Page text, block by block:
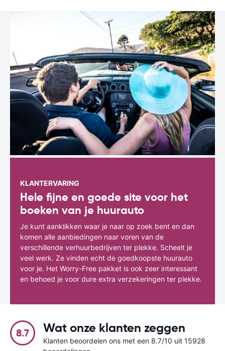
KLANTERVARING
Hele fijne en goede site voor het
boeken van je huurauto
Je kunt aanklikken waar je naar op zoek bent en dan
komen alle aanbiedingen naar voren van de
verschillende verhuurbedrijven ter plekke. Scheelt je
veel werk. Ze vinden echt de goedkoopste huurauto
voor je. Het Worry-Free pakket is ook zeer interessant
en behoed je voor dure extra verzekeringen ter plekke.
8.7 Wat onze klanten zeggen
Klanten beoordelen ons met een 8.7/10 uit 15928